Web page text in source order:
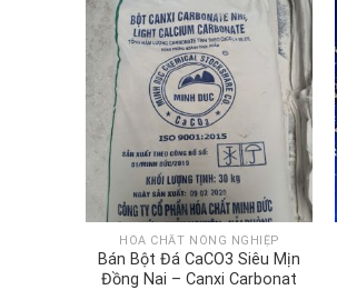
HÓA CHẤT NÔNG NGHIỆP
Bán Bột Đá CaCO3 Siêu Mịn
Đồng Nai – Canxi Carbonat